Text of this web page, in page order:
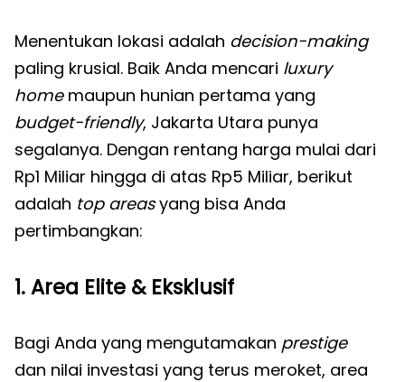
Menentukan lokasi adalah decision-making
paling krusial. Baik Anda mencari luxury
homemaupun hunian pertama yang
budget-friendly, Jakarta Utara punya
segalanya. Dengan rentang harga mulai dari
Rp1 Miliar hingga di atas Rp5 Miliar, berikut
adalah top areasyang bisa Anda
pertimbangkan:
1. Area Elite & Eksklusif
Bagi Anda yang mengutamakan prestige
dan nilai investasi yang terus meroket, area